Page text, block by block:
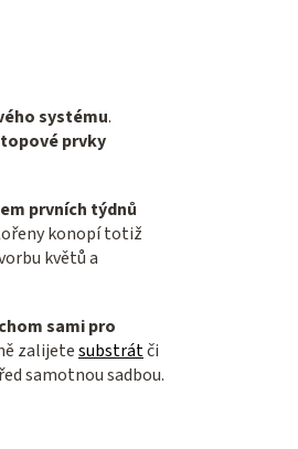
systému.
prvky
prvních týdnů
konopí totiž
květů a
sami pro
zalijetesubstrátči
samotnou sadbou.